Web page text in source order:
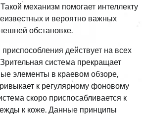
механизм помогает интеллекту
и вероятно важных
обстановке.
действует на всех
система прекращает
элементы в краевом обзоре,
к регулярному фоновому
скоро приспосабливается к
к коже. Данные принципы